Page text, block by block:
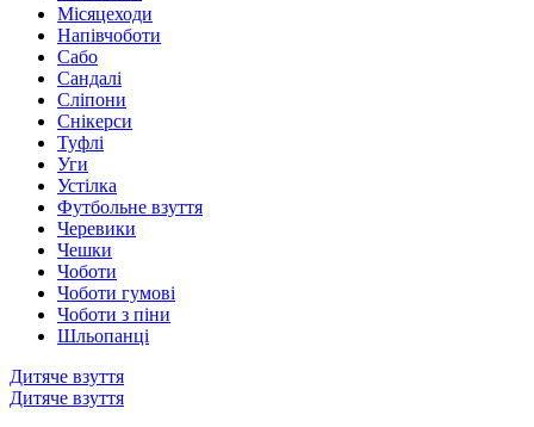
Місяцеходи
Напівчоботи
Сабо
Сандалі
Сліпони
Снікерси
Туфлі
Уги
Устілка
Футбольне взуття
Черевики
Чешки
Чоботи
Чоботи гумові
Чоботи з піни
Шльопанці
Дитяче взуття
Дитяче взуття